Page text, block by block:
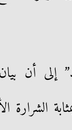
إلى أن
الشرارة